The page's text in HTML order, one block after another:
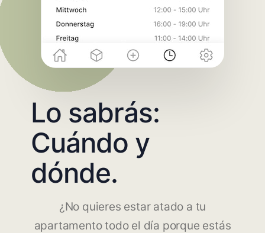
Lo sabrás:
Cuándo y
dónde.
¿No quieres estar atado a tu
apartamento todo el día porque estás